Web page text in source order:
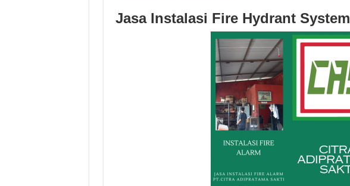
Jasa Instalasi Fire Hydrant System